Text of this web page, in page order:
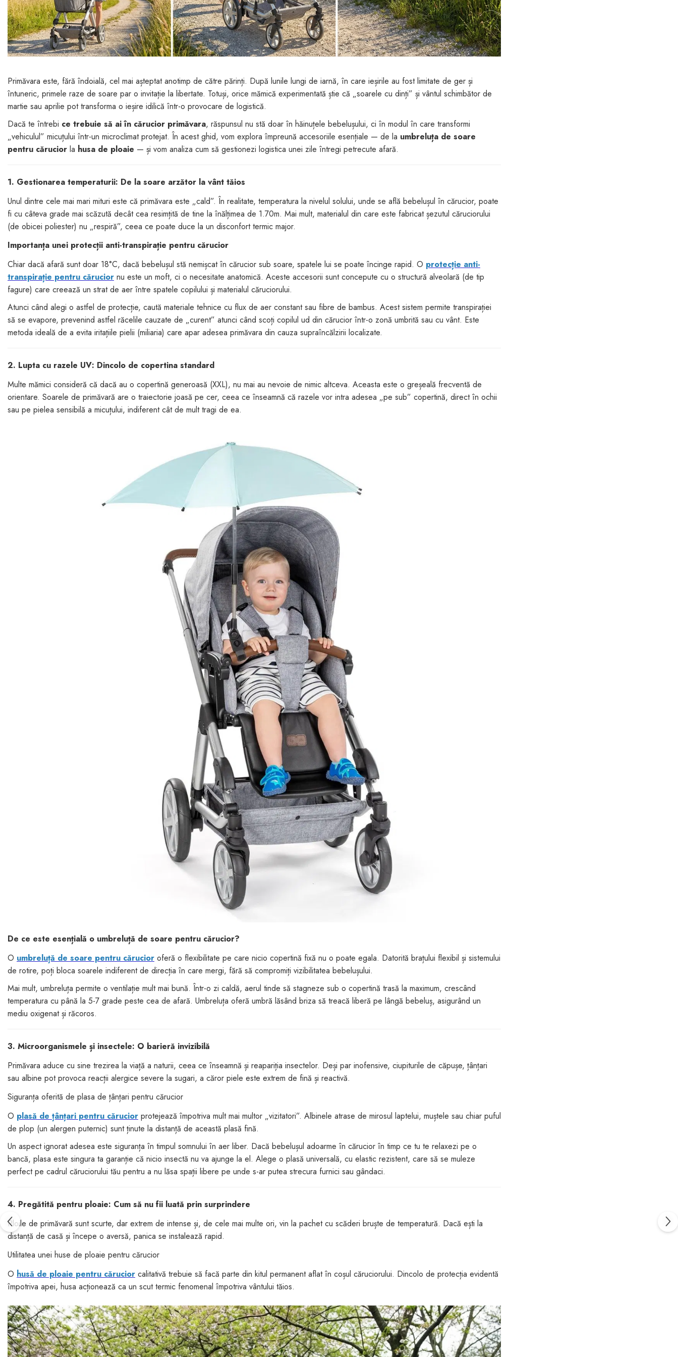
dopuri de urechi
Produse îngrijire copii
Igiena copii
Primăvara este, fără îndoială, cel mai așteptat anotimp de către părinți. După lunile lungi de iarnă, în care ieșirile au fost limitate de ger și
întuneric, primele raze de soare par o invitație la libertate. Totuși, orice mămică experimentată știe că „soarele cu dinți” și vântul schimbător de
martie sau aprilie pot transforma o ieșire idilică într-o provocare de logistică.
Dacă te întrebi ce trebuie să ai în cărucior primăvara, răspunsul nu stă doar în hăinuțele bebelușului, ci în modul în care transformi
„vehiculul” micuțului într-un microclimat protejat. În acest ghid, vom explora împreună accesoriile esențiale — de la umbreluța de soare
pentru cărucior la husa de ploaie — și vom analiza cum să gestionezi logistica unei zile întregi petrecute afară.
1. Gestionarea temperaturii: De la soare arzător la vânt tăios
Unul dintre cele mai mari mituri este că primăvara este „cald”. În realitate, temperatura la nivelul solului, unde se află bebelușul în cărucior, poate
fi cu câteva grade mai scăzută decât cea resimțită de tine la înălțimea de 1.70m. Mai mult, materialul din care este fabricat șezutul căruciorului
(de obicei poliester) nu „respiră”, ceea ce poate duce la un disconfort termic major.
Importanța unei protecții anti-transpirație pentru cărucior
Chiar dacă afară sunt doar 18°C, dacă bebelușul stă nemișcat în cărucior sub soare, spatele lui se poate încinge rapid. O protecție anti-
transpirație pentru cărucior nu este un moft, ci o necesitate anatomică. Aceste accesorii sunt concepute cu o structură alveolară (de tip
fagure) care creează un strat de aer între spatele copilului și materialul căruciorului.
Atunci când alegi o astfel de protecție, caută materiale tehnice cu flux de aer constant sau fibre de bambus. Acest sistem permite transpirației
să se evapore, prevenind astfel răcelile cauzate de „curent” atunci când scoți copilul ud din cărucior într-o zonă umbrită sau cu vânt. Este
metoda ideală de a evita iritațiile pielii (miliaria) care apar adesea primăvara din cauza supraîncălzirii localizate.
2. Lupta cu razele UV: Dincolo de copertina standard
Multe mămici consideră că dacă au o copertină generoasă (XXL), nu mai au nevoie de nimic altceva. Aceasta este o greșeală frecventă de
orientare. Soarele de primăvară are o traiectorie joasă pe cer, ceea ce înseamnă că razele vor intra adesea „pe sub” copertină, direct în ochii
sau pe pielea sensibilă a micuțului, indiferent cât de mult tragi de ea.
De ce este esențială o umbreluță de soare pentru cărucior?
O umbreluță de soare pentru cărucior oferă o flexibilitate pe care nicio copertină fixă nu o poate egala. Datorită brațului flexibil și sistemului
de rotire, poți bloca soarele indiferent de direcția în care mergi, fără să compromiți vizibilitatea bebelușului.
Mai mult, umbreluța permite o ventilație mult mai bună. Într-o zi caldă, aerul tinde să stagneze sub o copertină trasă la maximum, crescând
temperatura cu până la 5-7 grade peste cea de afară. Umbreluța oferă umbră lăsând briza să treacă liberă pe lângă bebeluș, asigurând un
mediu oxigenat și răcoros.
3. Microorganismele și insectele: O barieră invizibilă
Primăvara aduce cu sine trezirea la viață a naturii, ceea ce înseamnă și reapariția insectelor. Deși par inofensive, ciupiturile de căpușe, țânțari
sau albine pot provoca reacții alergice severe la sugari, a căror piele este extrem de fină și reactivă.
Siguranța oferită de plasa de țânțari pentru cărucior
O plasă de țânțari pentru cărucior protejează împotriva mult mai multor „vizitatori”. Albinele atrase de mirosul laptelui, muștele sau chiar puful
de plop (un alergen puternic) sunt ținute la distanță de această plasă fină.
Un aspect ignorat adesea este siguranța în timpul somnului în aer liber. Dacă bebelușul adoarme în cărucior în timp ce tu te relaxezi pe o
bancă, plasa este singura ta garanție că nicio insectă nu va ajunge la el. Alege o plasă universală, cu elastic rezistent, care să se muleze
perfect pe cadrul căruciorului tău pentru a nu lăsa spații libere pe unde s-ar putea strecura furnici sau gândaci.
4. Pregătită pentru ploaie: Cum să nu fii luată prin surprindere
Ploile de primăvară sunt scurte, dar extrem de intense și, de cele mai multe ori, vin la pachet cu scăderi bruște de temperatură. Dacă ești la
distanță de casă și începe o aversă, panica se instalează rapid.
Utilitatea unei huse de ploaie pentru cărucior
O husă de ploaie pentru cărucior calitativă trebuie să facă parte din kitul permanent aflat în coșul căruciorului. Dincolo de protecția evidentă
împotriva apei, husa acționează ca un scut termic fenomenal împotriva vântului tăios.